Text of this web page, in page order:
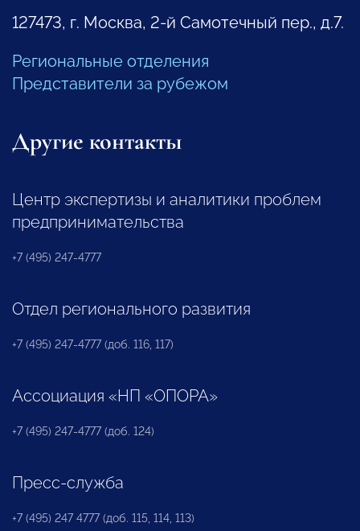
127473, г. Москва, 2-й Самотечный пер., д.7.
Региональные отделения
Представители за рубежом
Другие контакты
Центр экспертизы и аналитики проблем
предпринимательства
+7 (495) 247-4777
Отдел регионального развития
+7 (495) 247-4777 (доб. 116, 117)
Ассоциация «НП «ОПОРА»
+7 (495) 247-4777 (доб. 124)
Пресс-служба
+7 (495) 247 4777 (доб. 115, 114, 113)